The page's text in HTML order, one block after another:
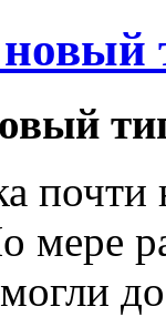
мере